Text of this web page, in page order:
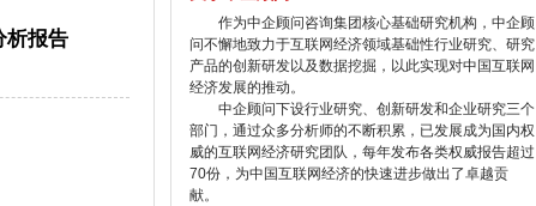
析报告
作为中企顾问咨询集团核心基础研究机构，中企顾
问不懈地致力于互联网经济领域基础性行业研究、研究
产品的创新研发以及数据挖掘，以此实现对中国互联网
经济发展的推动。
中企顾问下设行业研究、创新研发和企业研究三个
部门，通过众多分析师的不断积累，已发展成为国内权
威的互联网经济研究团队，每年发布各类权威报告超过
70份，为中国互联网经济的快速进步做出了卓越贡
献。